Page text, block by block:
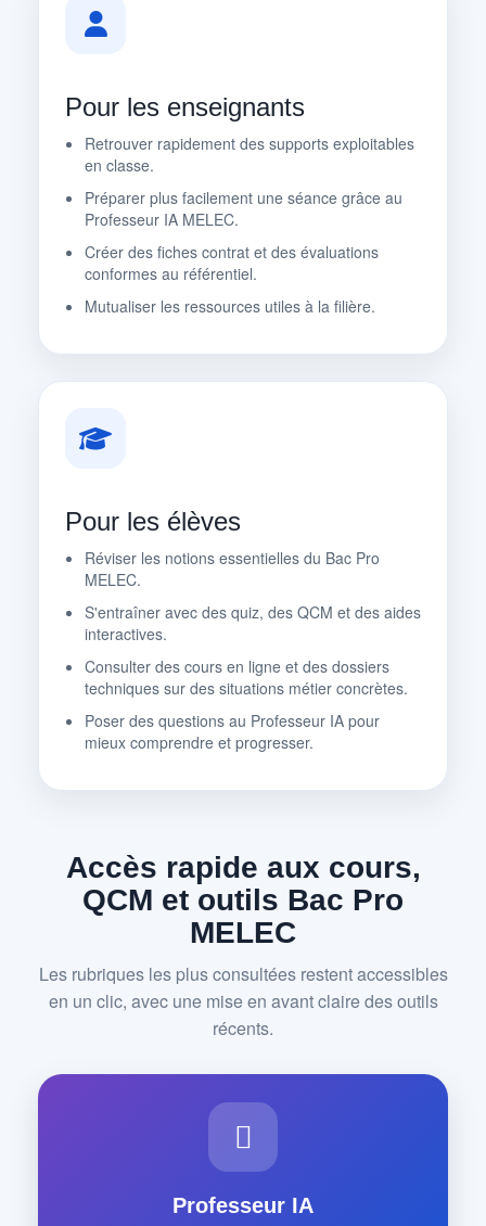
Pour les enseignants
Retrouver rapidement des supports exploitables
en classe.
Préparer plus facilement une séance grâce au
Professeur IA MELEC.
Créer des fiches contrat et des évaluations
conformes au référentiel.
Mutualiser les ressources utiles à la filière.
Pour les élèves
Réviser les notions essentielles du Bac Pro
MELEC.
S'entraîner avec des quiz, des QCM et des aides
interactives.
Consulter des cours en ligne et des dossiers
techniques sur des situations métier concrètes.
Poser des questions au Professeur IA pour
mieux comprendre et progresser.
Accès rapide aux cours,
QCM et outils Bac Pro
MELEC
Les rubriques les plus consultées restent accessibles
en un clic, avec une mise en avant claire des outils
récents.
Professeur IA